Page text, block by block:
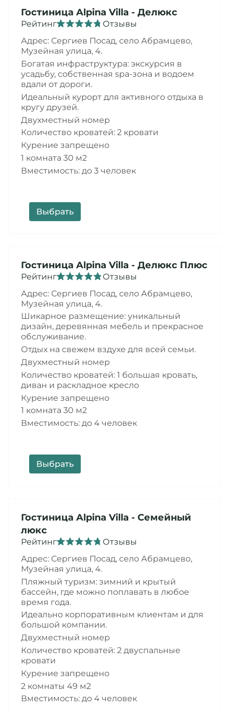
Гостиница Alpina Villa - Делюкс
Рейтинг
Отзывы
Адрес: Сергиев Посад, село Абрамцево,
Музейная улица, 4.
Богатая инфраструктура: экскурсия в
усадьбу, собственная spa-зона и водоем
вдали от дороги.
Идеальный курорт для активного отдыха в
кругу друзей.
Двухместный номер
Количество кроватей: 2 кровати
Курение запрещено
1 комната 30 м2
Вместимость: до 3 человек
Выбрать
Гостиница Alpina Villa - Делюкс Плюс
Рейтинг
Отзывы
Адрес: Сергиев Посад, село Абрамцево,
Музейная улица, 4.
Шикарное размещение: уникальный
дизайн, деревянная мебель и прекрасное
обслуживание.
Отдых на свежем вздухе для всей семьи.
Двухместный номер
Количество кроватей: 1 большая кровать,
диван и раскладное кресло
Курение запрещено
1 комната 30 м2
Вместимость: до 4 человек
Выбрать
Гостиница Alpina Villa - Семейный
люкс
Рейтинг
Отзывы
Адрес: Сергиев Посад, село Абрамцево,
Музейная улица, 4.
Пляжный туризм: зимний и крытый
бассейн, где можно поплавать в любое
время года.
Идеально корпоративным клиентам и для
большой компании.
Двухместный номер
Количество кроватей: 2 двуспальные
кровати
Курение запрещено
2 комнаты 49 м2
Вместимость: до 4 человек